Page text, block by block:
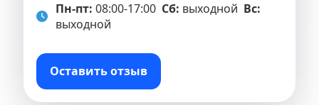
Пн-пт: 08:00-17:00 Сб: выходной Вс:
выходной
Оставить отзыв